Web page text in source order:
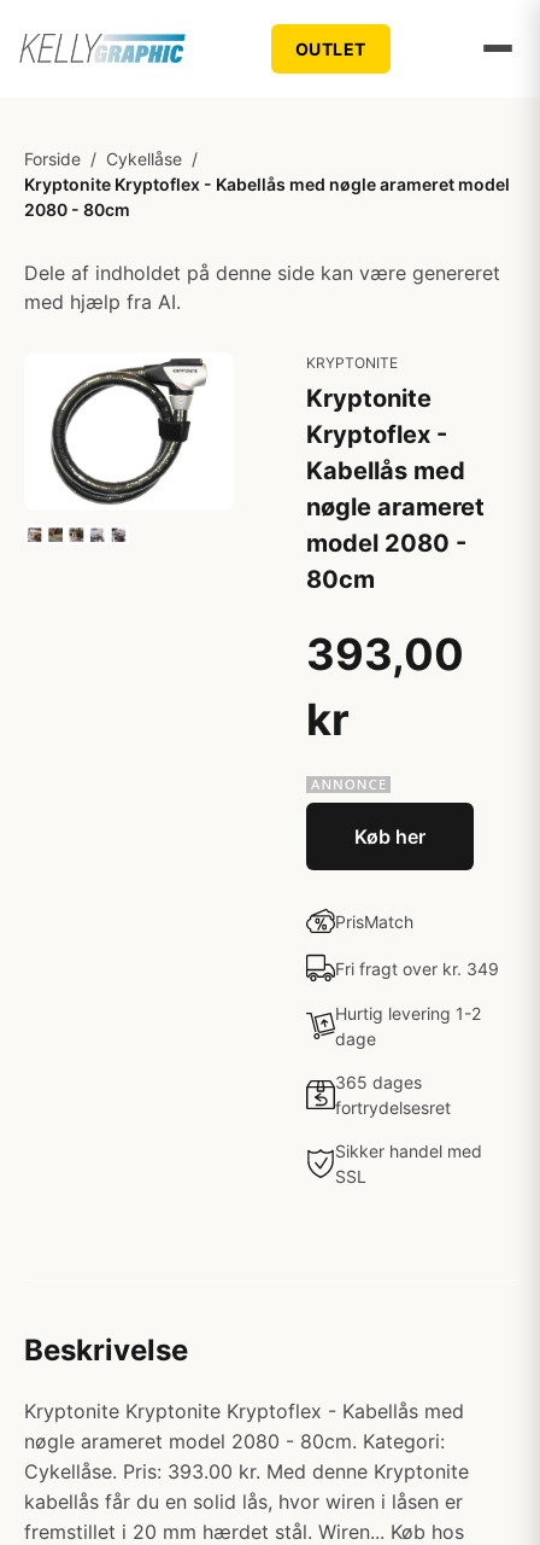
OUTLET
Forside / Cykellåse /
Kryptonite Kryptoflex - Kabellås med nøgle arameret model
2080 - 80cm
Dele af indholdet på denne side kan være genereret
med hjælp fra AI.
KRYPTONITE
Kryptonite
Kryptoflex -
Kabellås med
nøgle arameret
model 2080 -
80cm
393,00
kr
Køb her
PrisMatch
Fri fragt over kr. 349
Hurtig levering 1-2
dage
365 dages
fortrydelsesret
Sikker handel med
SSL
Beskrivelse
Kryptonite Kryptonite Kryptoflex - Kabellås med
nøgle arameret model 2080 - 80cm. Kategori:
Cykellåse. Pris: 393.00 kr. Med denne Kryptonite
kabellås får du en solid lås, hvor wiren i låsen er
fremstillet i 20 mm hærdet stål. Wiren... Køb hos